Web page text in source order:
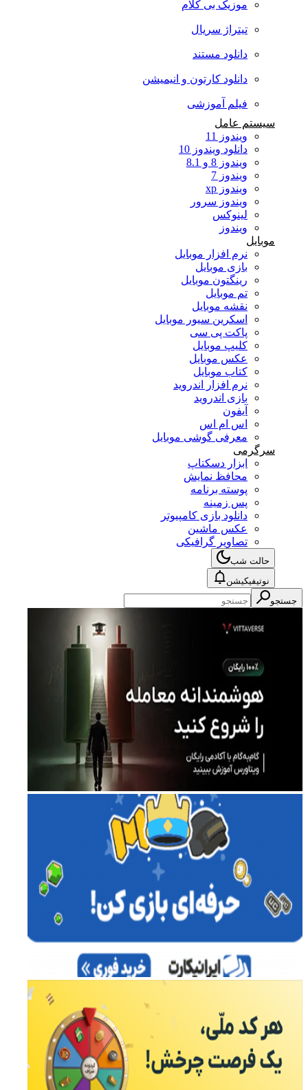
موزیک بی کلام
تیتراژ سریال
دانلود مستند
دانلود کارتون و انیمیشن
فیلم آموزشی
سیستم عامل
ویندوز 11
دانلود ویندوز 10
ویندوز 8 و 8.1
ویندوز 7
ویندوز xp
ویندوز سرور
لینوکس
ویندوز
موبایل
نرم افزار موبایل
بازی موبایل
رینگتون موبایل
تم موبایل
نقشه موبایل
اسکرین سیور موبایل
پاکت پی سی
کلیپ موبایل
عکس موبایل
کتاب موبایل
نرم افزار اندروید
بازی اندروید
آیفون
اس ام اس
معرفی گوشی موبایل
سرگرمی
ابزار دسکتاپ
محافظ نمایش
پوسته برنامه
پس زمینه
دانلود بازی کامپیوتر
عکس ماشین
تصاویر گرافیکی
حالت شب
نوتیفیکیشن
جستجو